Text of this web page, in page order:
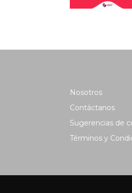
Nosotros
Contáctanos
Sugerencias de
Términos y